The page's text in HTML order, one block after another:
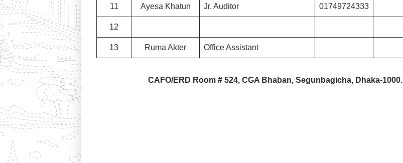
11 Ayesa Khatun Jr. Auditor 01749724333
12
13 Ruma Akter Office Assistant
CAFO/ERD Room # 524, CGA Bhaban, Segunbagicha, Dhaka-1000.